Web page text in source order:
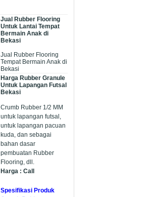
Jual Rubber Flooring
Untuk Lantai Tempat
Bermain Anak di
Bekasi
Jual Rubber Flooring
Tempat Bermain Anak di
Bekasi
Harga Rubber Granule
Untuk Lapangan Futsal
Bekasi
Crumb Rubber 1/2 MM
untuk lapangan futsal,
untuk lapangan pacuan
kuda, dan sebagai
bahan dasar
pembuatan Rubber
Flooring, dll.
Harga : Call
Spesifikasi Produk